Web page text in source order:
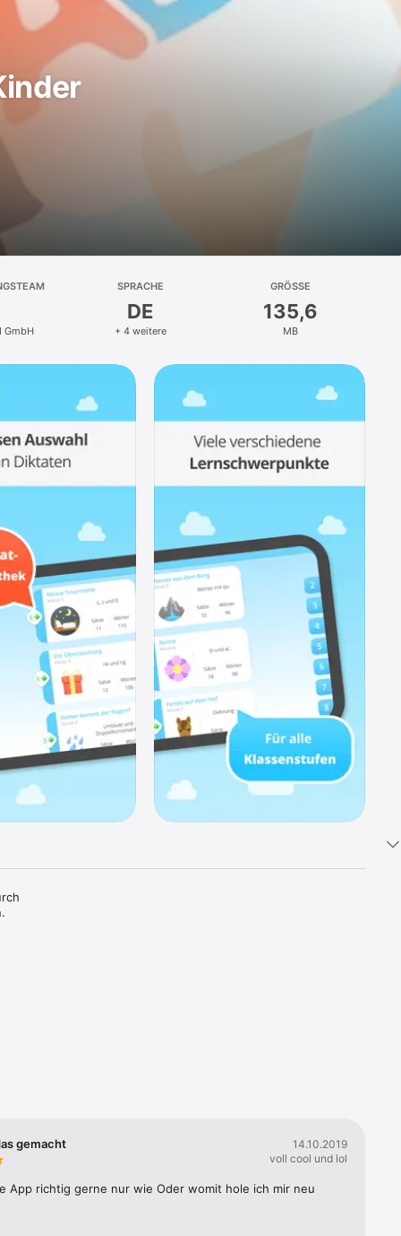
GmbH
SPRACHE
DE
+ 4 weitere
GRÖSSE
135,6
MB
Kind
gemacht
14.10.2019
voll cool und lol
App richtig gerne nur wie Oder womit hole ich mir neu